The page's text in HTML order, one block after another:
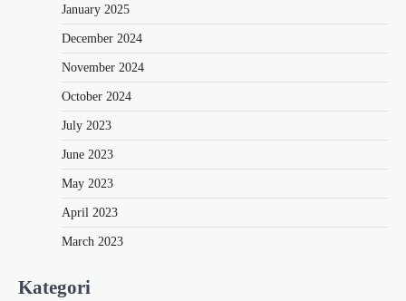
January 2025
December 2024
November 2024
October 2024
July 2023
June 2023
May 2023
April 2023
March 2023
Kategori